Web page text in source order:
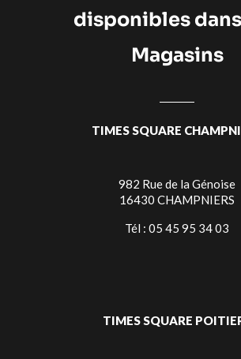
disponibles
Magasins
TIMES SQUARE
982 Rue de la Génoise
16430 CHAMPNIERS
Tél : 05 45 95 34 03
TIMES SQUARE